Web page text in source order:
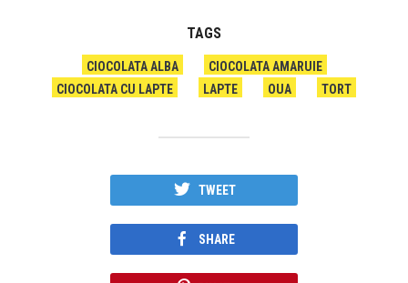
TAGS
CIOCOLATA ALBA
CIOCOLATA AMARUIE
CIOCOLATA CU LAPTE
LAPTE OUA TORT
TWEET
SHARE